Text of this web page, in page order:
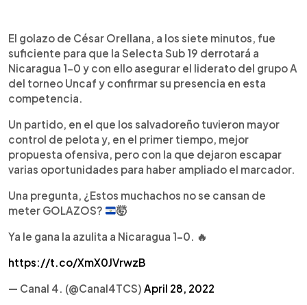
Escuchar artículo
El golazo de César Orellana, a los siete minutos, fue
suficiente para que la Selecta Sub 19 derrotará a
Nicaragua 1-0 y con ello asegurar el liderato del grupo A
del torneo Uncaf y confirmar su presencia en esta
competencia.
Un partido, en el que los salvadoreño tuvieron mayor
control de pelota y, en el primer tiempo, mejor
propuesta ofensiva, pero con la que dejaron escapar
varias oportunidades para haber ampliado el marcador.
Una pregunta, ¿Estos muchachos no se cansan de
meter GOLAZOS?
🤯
Ya le gana la azulita a Nicaragua 1-0. 🔥
https://t.co/XmX0JVrwzB
— Canal 4. (@Canal4TCS) April 28, 2022